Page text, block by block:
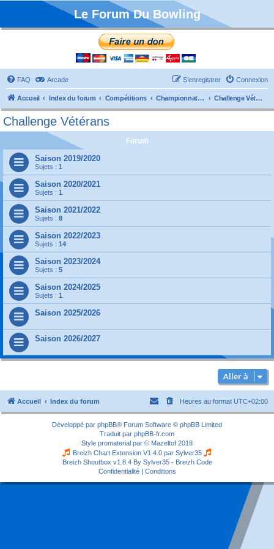
Le Forum Du Bowling
FAQ Arcade Connexion
S’enregistrer
Accueil Index du forum Compétitions Championnats de France Challenge Vétérans
Challenge Vétérans
Forum
Saison 2019/2020
Sujets : 1
Saison 2020/2021
Sujets : 1
Saison 2021/2022
Sujets : 8
Saison 2022/2023
Sujets : 14
Saison 2023/2024
Sujets : 5
Saison 2024/2025
Sujets : 1
Saison 2025/2026
Saison 2026/2027
Aller à
Accueil Index du forum Heures au format UTC+02:00
Développé par phpBB® Forum Software © phpBB Limited
Traduit par phpBB-fr.com
Style promaterial par © Mazeltof 2018
Breizh Chart Extension V1.4.0 par Sylver35
Breizh Shoutbox v1.8.4 By Sylver35 - Breizh Code
Confidentialité| Conditions